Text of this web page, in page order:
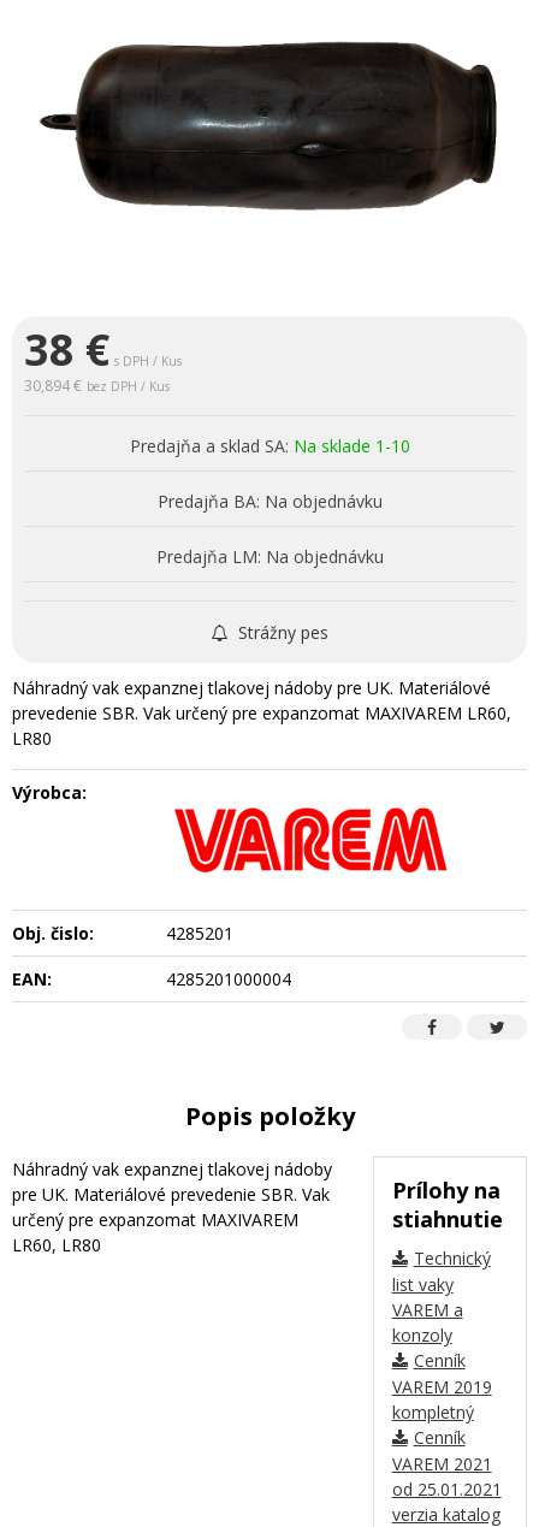
38 € s DPH / Kus
30,894 € bez DPH / Kus
Predajňa a sklad SA: Na sklade 1-10
Predajňa BA: Na objednávku
Predajňa LM: Na objednávku
Strážny pes
Náhradný vak expanznej tlakovej nádoby pre UK. Materiálové
prevedenie SBR. Vak určený pre expanzomat MAXIVAREM LR60,
LR80
Výrobca:
Obj. čislo:
4285201
EAN:
4285201000004
Popis položky
Prílohy na
stiahnutie
Technický
list vaky
VAREM a
konzoly
Cenník
VAREM 2019
kompletný
Cenník
VAREM 2021
od 25.01.2021
verzia katalog
Náhradný vak expanznej tlakovej nádoby
pre UK. Materiálové prevedenie SBR. Vak
určený pre expanzomat MAXIVAREM
LR60, LR80